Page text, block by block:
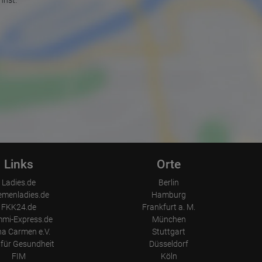
Links
Ladies.de
FKK24.de
Express.de
Carmen e.V.
Gesundheit
FIM
Orte
Berlin
Hamburg
Frankfurt a. M.
München
Stuttgart
Düsseldorf
Köln